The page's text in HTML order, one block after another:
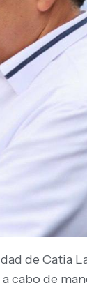
de Catia
cabo de